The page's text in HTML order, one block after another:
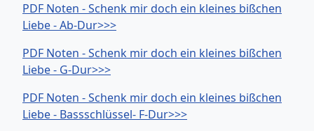
PDF Noten - Schenk mir doch ein kleines bißchen
Liebe - Ab-Dur>>>
PDF Noten - Schenk mir doch ein kleines bißchen
Liebe - G-Dur>>>
PDF Noten - Schenk mir doch ein kleines bißchen
Liebe - Bassschlüssel- F-Dur>>>